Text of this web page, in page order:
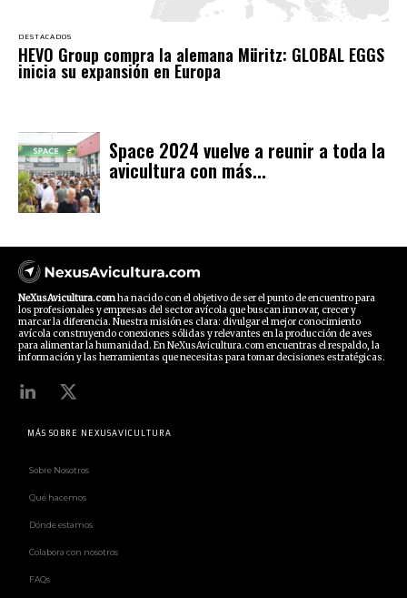
DESTACADOS
HEVO Group compra la alemana Müritz: GLOBAL EGGS
inicia su expansión en Europa
Space 2024 vuelve a reunir a toda la
avicultura con más...
NeXusAvicultura.comha nacido con el objetivo de ser el punto de encuentro para
los profesionales y empresas del sector avícola que buscan innovar, crecer y
marcar la diferencia. Nuestra misión es clara: divulgar el mejor conocimiento
avícola construyendo conexiones sólidas y relevantes en la producción de aves
para alimentar la humanidad. En NeXusAvicultura.com encuentras el respaldo, la
información y las herramientas que necesitas para tomar decisiones estratégicas.
MÁS SOBRE NEXUSAVICULTURA
Sobre Nosotros
Qué hacemos
Dónde estamos
Colabora con nosotros
FAQs